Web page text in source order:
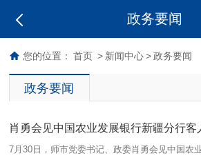
政务要闻
您的位置： 首页 > 新闻中心 > 政务要闻
政务要闻
肖勇会见中国农业发展银行新疆分行客
7月30日，师市党委书记、政委肖勇会见中国农